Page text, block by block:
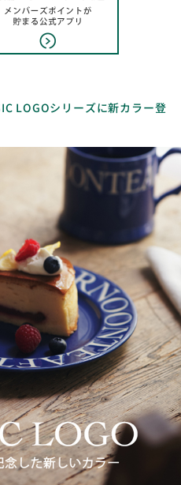
LOGOシリーズに新カラー登